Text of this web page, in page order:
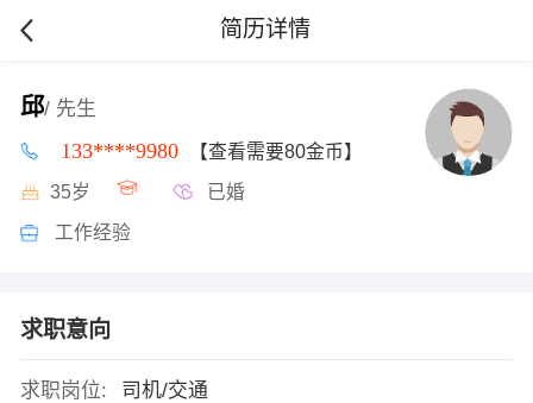
简历详情
邱/ 先生
133****9980 【查看需要80金币】
35岁 已婚
工作经验
求职意向
求职岗位:
司机/交通